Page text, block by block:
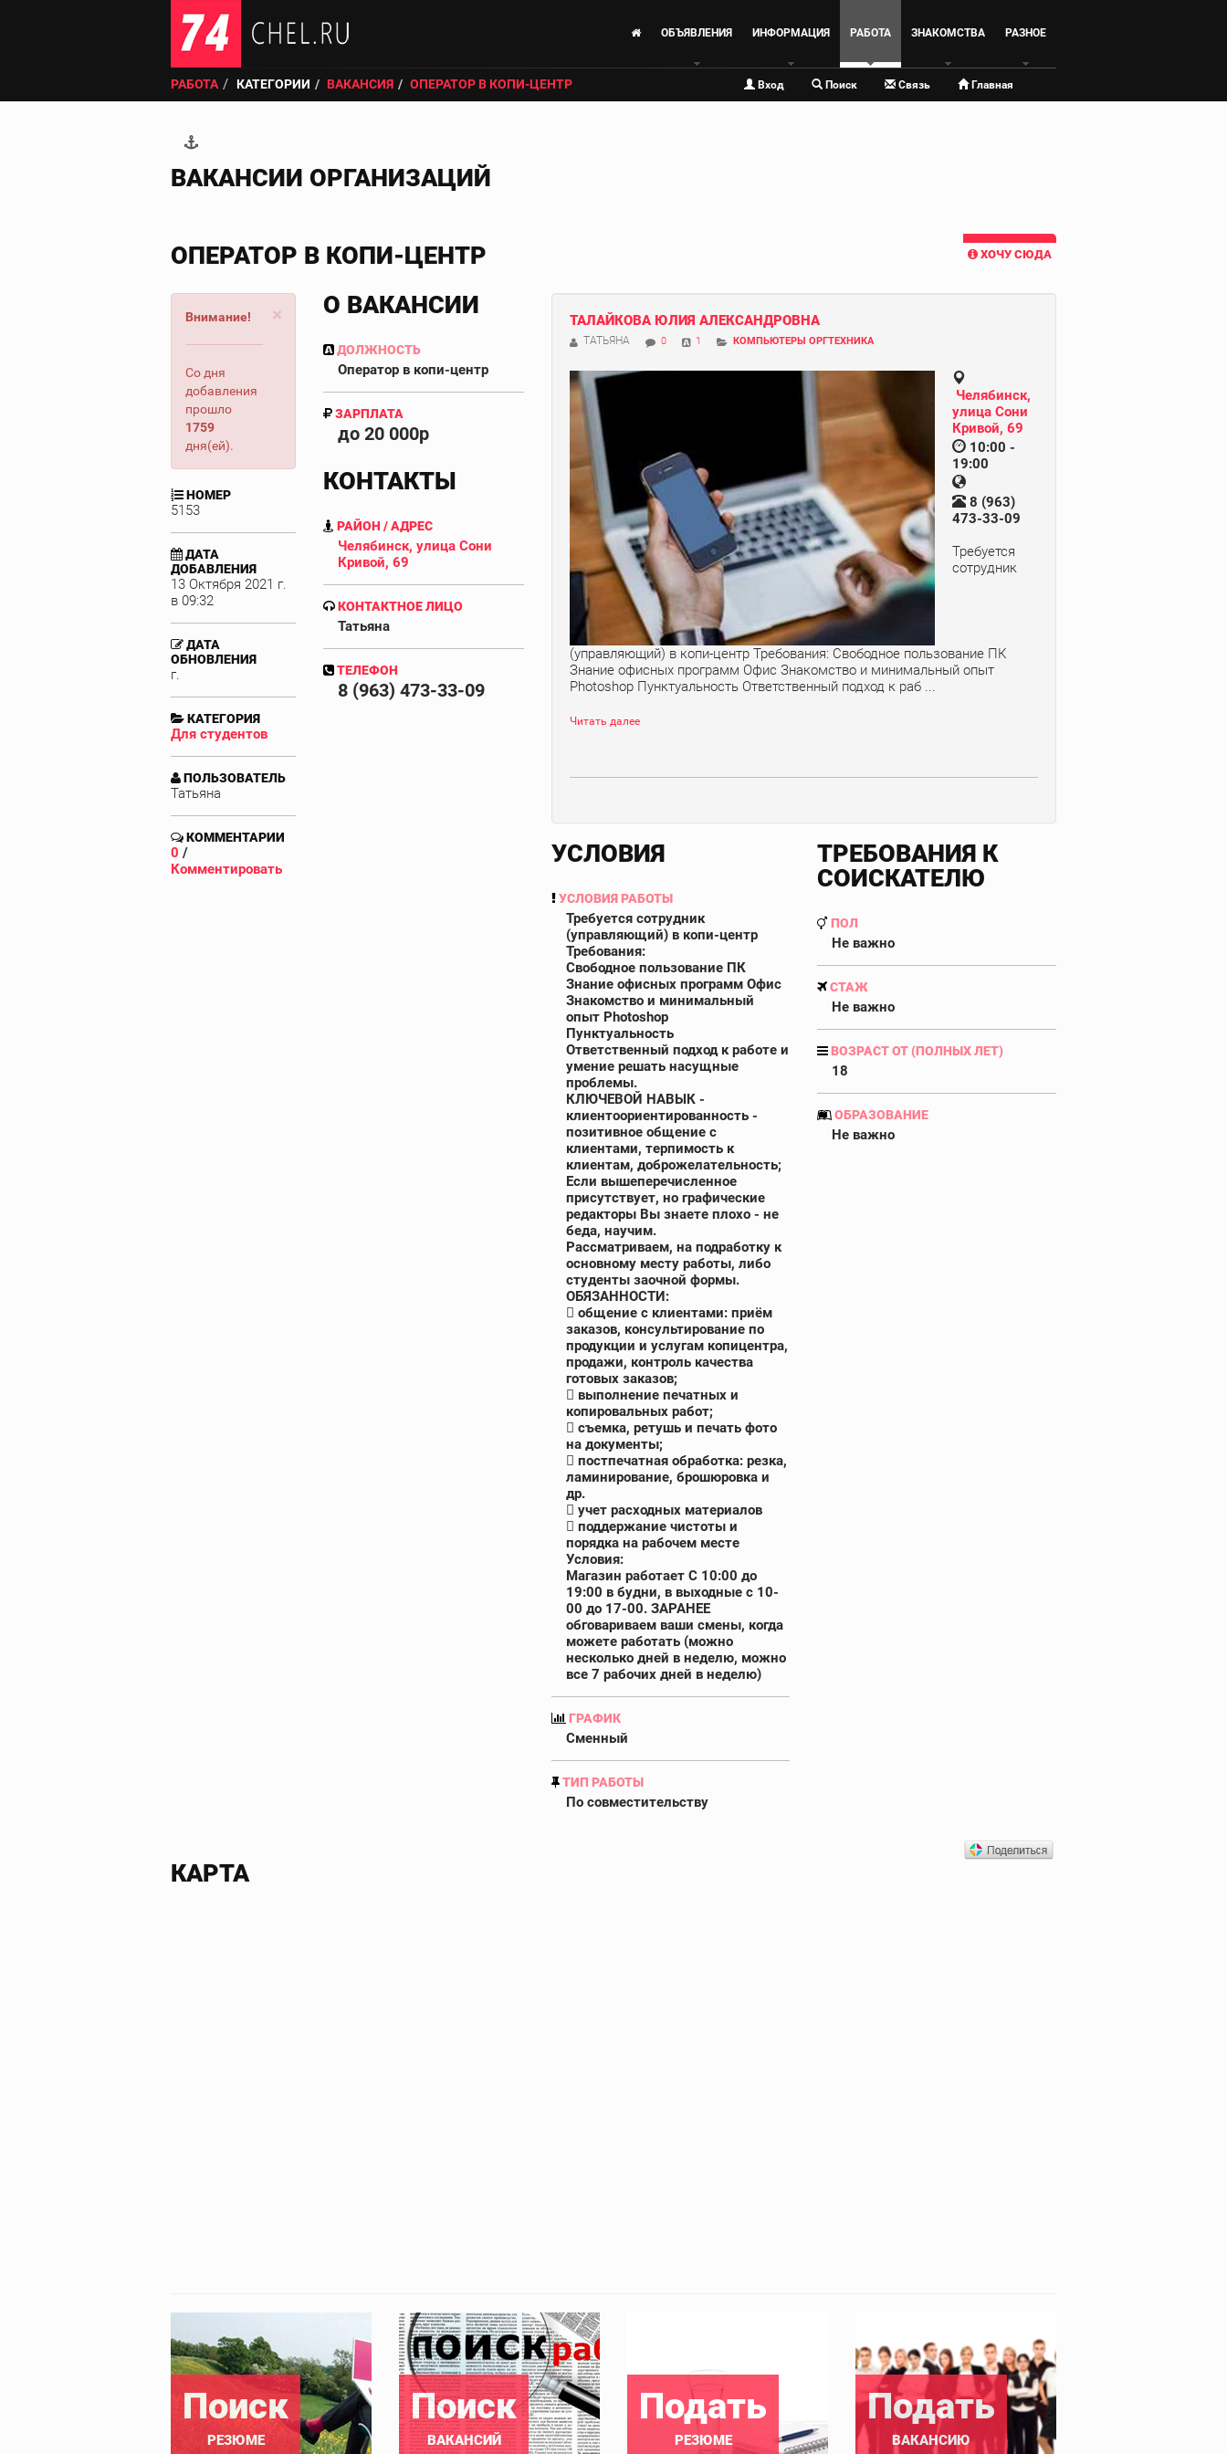
ОБЪЯВЛЕНИЯ ИНФОРМАЦИЯ РАБОТА ЗНАКОМСТВА РАЗНОЕ
РАБОТА КАТЕГОРИИ ВАКАНСИЯ ОПЕРАТОР В КОПИ-ЦЕНТР Вход Поиск Связь Главная
ВАКАНСИИ ОРГАНИЗАЦИЙ
ХОЧУ СЮДА
ОПЕРАТОР В КОПИ-ЦЕНТР
×
Внимание!
Со дня
добавления
прошло
1759
дня(ей).
НОМЕР
5153
ДАТА
ДОБАВЛЕНИЯ
13 Октября 2021 г.
в 09:32
ДАТА
ОБНОВЛЕНИЯ
г.
КАТЕГОРИЯ
Для студентов
ПОЛЬЗОВАТЕЛЬ
Татьяна
КОММЕНТАРИИ
0 /
Комментировать
О ВАКАНСИИ
ДОЛЖНОСТЬ
Оператор в копи-центр
ЗАРПЛАТА
до 20 000р
КОНТАКТЫ
РАЙОН / АДРЕС
Челябинск, улица Сони
Кривой, 69
КОНТАКТНОЕ ЛИЦО
Татьяна
ТЕЛЕФОН
8 (963) 473-33-09
ТАЛАЙКОВА ЮЛИЯ АЛЕКСАНДРОВНА
ТАТЬЯНА 0 1 КОМПЬЮТЕРЫ ОРГТЕХНИКА
Челябинск,
улица Сони
Кривой, 69
10:00 -
19:00
8 (963)
473-33-09
Требуется
сотрудник
(управляющий) в копи-центр Требования: Свободное пользование ПК
Знание офисных программ Офис Знакомство и минимальный опыт
Photoshop Пунктуальность Ответственный подход к раб ...
Читать далее
УСЛОВИЯ
УСЛОВИЯ РАБОТЫ
Требуется сотрудник
(управляющий) в копи-центр
Требования:
Свободное пользование ПК
Знание офисных программ Офис
Знакомство и минимальный
опыт Photoshop
Пунктуальность
Ответственный подход к работе и
умение решать насущные
проблемы.
КЛЮЧЕВОЙ НАВЫК -
клиентоориентированность -
позитивное общение с
клиентами, терпимость к
клиентам, доброжелательность;
Если вышеперечисленное
присутствует, но графические
редакторы Вы знаете плохо - не
беда, научим.
Рассматриваем, на подработку к
основному месту работы, либо
студенты заочной формы.
ОБЯЗАННОСТИ:
 общение с клиентами: приём
заказов, консультирование по
продукции и услугам копицентра,
продажи, контроль качества
готовых заказов;
 выполнение печатных и
копировальных работ;
 съемка, ретушь и печать фотo
на документы;
 постпечатная обработка: резка,
ламинирование, брошюровка и
др.
 учет расходных материалов
 поддержание чистоты и
порядка на рабочем месте
Условия:
Магазин работает С 10:00 до
19:00 в будни, в выходные с 10-
00 до 17-00. ЗАРАНЕЕ
обговариваем ваши смены, когда
можете работать (можно
несколько дней в неделю, можно
все 7 рабочих дней в неделю)
ГРАФИК
Сменный
ТИП РАБОТЫ
По совместительству
ТРЕБОВАНИЯ К
СОИСКАТЕЛЮ
ПОЛ
Не важно
СТАЖ
Не важно
ВОЗРАСТ ОТ (ПОЛНЫХ ЛЕТ)
18
ОБРАЗОВАНИЕ
Не важно
КАРТА
Поиск
РЕЗЮМЕ
Поиск
ВАКАНСИЙ
Подать
РЕЗЮМЕ
Подать
ВАКАНСИЮ